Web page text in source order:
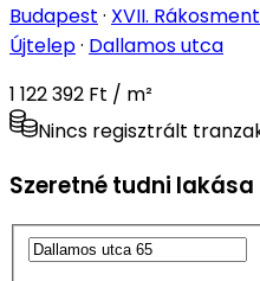
Budapest · XVII.
Újtelep· Dallamos utca
1 122 392 Ft / m²
Nincs regisztrált
Szeretné tudni